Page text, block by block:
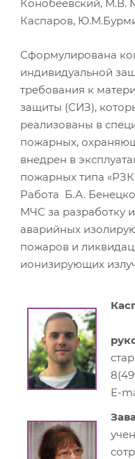
Конобеевский, М.В.
Каспаров,
Сформулирована
индивидуальной
требования к
защиты (СИЗ),
реализованы в
пожарных,
внедрен в
пожарных типа
Работа Б.А.
МЧС за разработку
аварийных
пожаров и
ионизирующих
E-